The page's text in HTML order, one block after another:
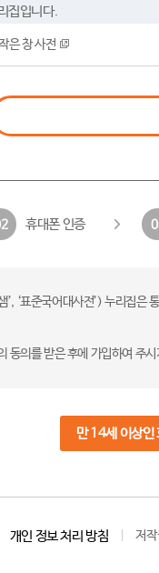
집입니다.
은 창 사전
휴대폰 인증
‘표준국어대사전’) 누리집
동의를 받은 후에 가입하여 주
만 14세 이상인
개인 정보 처리 방침 저